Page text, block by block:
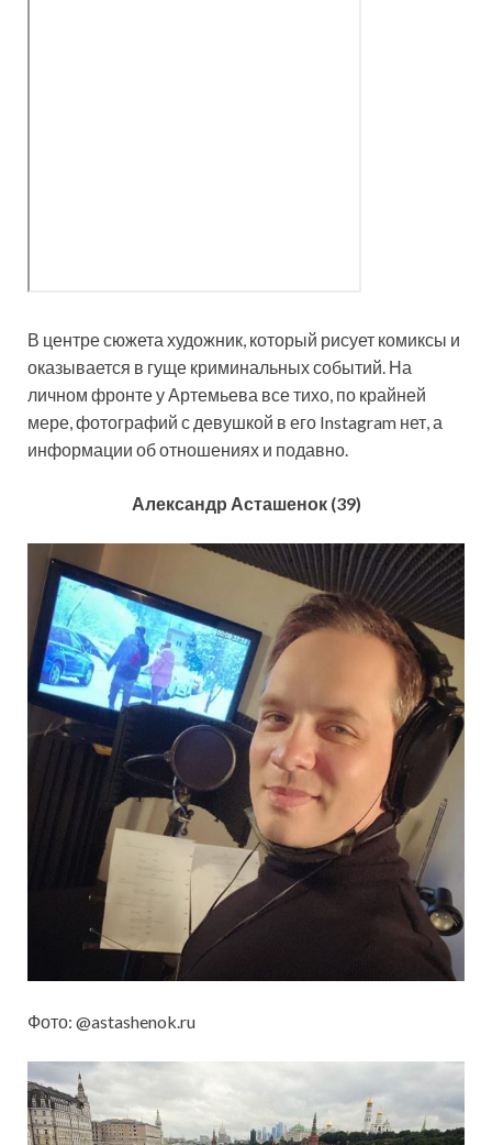
В центре сюжета художник, который рисует комиксы и
оказывается в гуще криминальных событий. На
личном фронте у Артемьева все тихо, по крайней
мере, фотографий с девушкой в его Instagram нет, а
информации об отношениях и подавно.
Александр Асташенок (39)
Фото: @astashenok.ru